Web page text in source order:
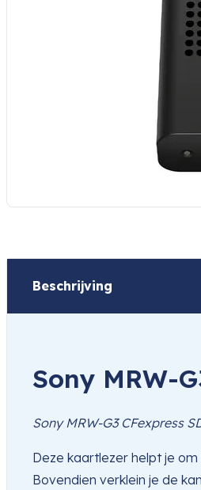
Beschrijving
Sony MRW-
Sony MRW-G3 CFexpress
Deze kaartlezer helpt je
Bovendien verklein je de